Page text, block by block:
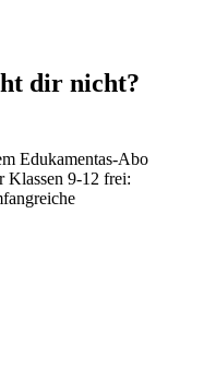
dir nicht?
Edukamentas-Abo
Klassen 9-12 frei: